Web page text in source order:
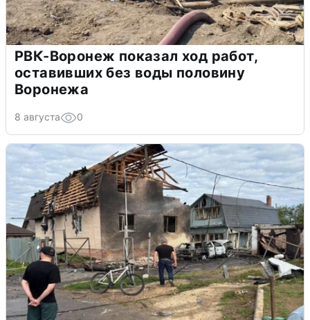
РВК-Воронеж показал ход работ,
оставивших без воды половину
Воронежа
8 августа 0